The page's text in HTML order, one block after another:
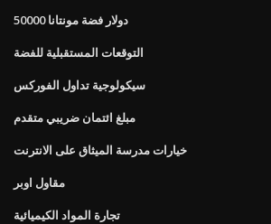
50000 دولار فضة مونتانا
التوقعات المستقبلية للفضة
سيكولوجية تداول الفوركس
مبلغ ائتمان ضريبي متقدم
خيارات مدرسة الميثاق على الانترنت
مقاول اوبر
تجارة المواد الكيميائية